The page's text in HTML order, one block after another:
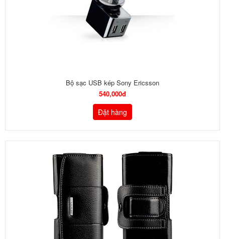
Bộ sạc USB kép Sony Ericsson
540,000đ
Đặt hàng